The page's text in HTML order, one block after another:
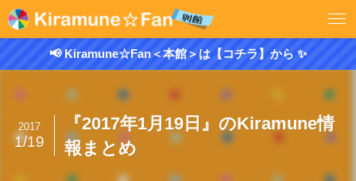
📢 Kiramune☆Fan＜本館＞は【コチラ】から ✨
『2017年1月19日』のKiramune情
報まとめ
2017
1/19